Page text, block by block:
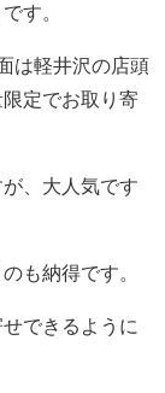
す。
は軽井沢の店頭
定でお取り寄
、大人気です
も納得です。
できるように